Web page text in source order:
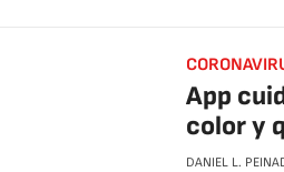
App
color y
DANIEL L.